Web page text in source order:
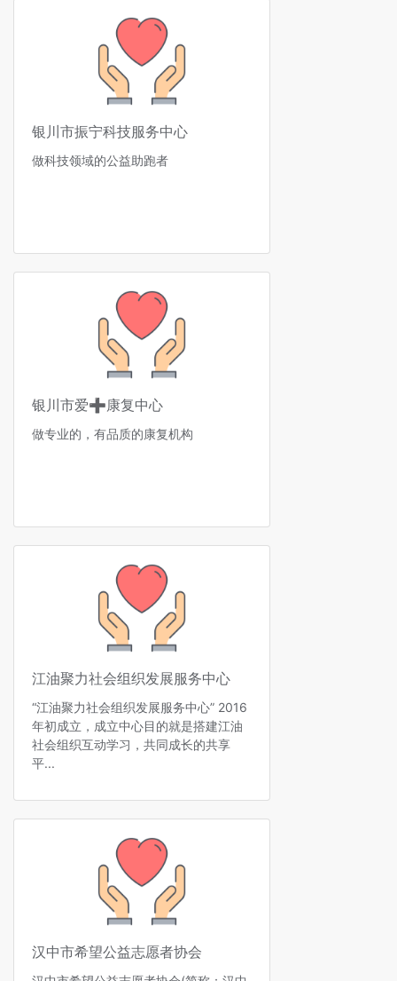
银川市振宁科技服务中心
做科技领域的公益助跑者
银川市爱➕康复中心
做专业的，有品质的康复机构
江油聚力社会组织发展服务中心
“江油聚力社会组织发展服务中心” 2016
年初成立，成立中心目的就是搭建江油
社会组织互动学习，共同成长的共享
平...
汉中市希望公益志愿者协会